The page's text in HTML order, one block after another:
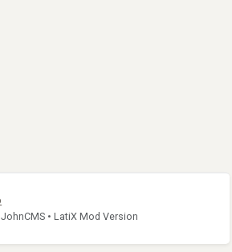
JohnCMS •LatiX Mod Version